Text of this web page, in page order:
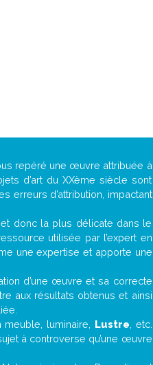
repéré une œuvre attribuée à
d’art du XXème siècle sont
erreurs d’attribution, impactant
et donc la plus délicate dans le
utilisée par l’expert en
une expertise et apporte une
d’une œuvre et sa correcte
aux résultats obtenus et ainsi
luminaire, Lustre , etc.
à controverse qu’une œuvre